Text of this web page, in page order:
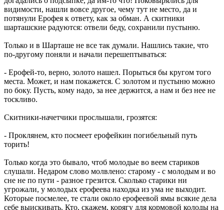
видимости, нашли вовсе другое, чему тут не место, да и
потянули Ерофея к ответу, как за обман. А скитники
шарташские радуются: отвели беду, сохранили пустыню.
Только и в Шарташе не все так думали. Нашлись такие, что
по-другому поняли и начали перешептываться:
- Ерофей-то, верно, золото нашел. Порыться бы кругом того
места. Может, и нам покажется. С золотом и пустыню можно
по боку. Пусть, кому надо, за нее держится, а нам и без нее не
тоскливо.
Скитники-начетчики прослышали, грозятся:
- Проклянем, кто посмеет ерофейкин погибельный путь
торить!
Только когда это бывало, чтоб молодые во веем стариков
слушали. Недаром слово молвлено: старому - с молодым и во
сне не по пути - разное грезится. Сколько старики ни
угрожали, у молодых ерофеева находка из ума не выходит.
Которые посмелее, те стали около ерофеевой ямы всякие дела
себе выискивать. Кто, скажем, корягу для кормовой колоды на